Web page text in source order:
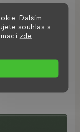
Dalším
souhlas s
zde
nohy